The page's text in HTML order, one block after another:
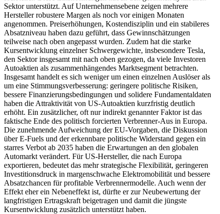
Sektor unterstützt. Auf Unternehmensebene zeigen mehrere
Hersteller robustere Margen als noch vor einigen Monaten
angenommen. Preiserhöhungen, Kostendisziplin und ein stabileres
Absatzniveau haben dazu geführt, dass Gewinnschätzungen
teilweise nach oben angepasst wurden. Zudem hat die starke
Kursentwicklung einzelner Schwergewichte, insbesondere Tesla,
den Sektor insgesamt mit nach oben gezogen, da viele Investoren
Autoaktien als zusammenhängendes Marktsegment betrachten.
Insgesamt handelt es sich weniger um einen einzelnen Auslöser als
um eine Stimmungsverbesserung: geringere politische Risiken,
bessere Finanzierungsbedingungen und solidere Fundamentaldaten
haben die Attraktivität von US-Autoaktien kurzfristig deutlich
erhöht. Ein zusätzlicher, oft nur indirekt genannter Faktor ist das
faktische Ende des politisch forcierten Verbrenner-Aus in Europa.
Die zunehmende Aufweichung der EU-Vorgaben, die Diskussion
über E-Fuels und der erkennbare politische Widerstand gegen ein
starres Verbot ab 2035 haben die Erwartungen an den globalen
Automarkt verändert. Für US-Hersteller, die nach Europa
exportieren, bedeutet das mehr strategische Flexibilität, geringeren
Investitionsdruck in margenschwache Elektromobilität und bessere
Absatzchancen für profitable Verbrennermodelle. Auch wenn der
Effekt eher ein Nebeneffekt ist, dürfte er zur Neubewertung der
langfristigen Ertragskraft beigetragen und damit die jüngste
Kursentwicklung zusätzlich unterstützt haben.